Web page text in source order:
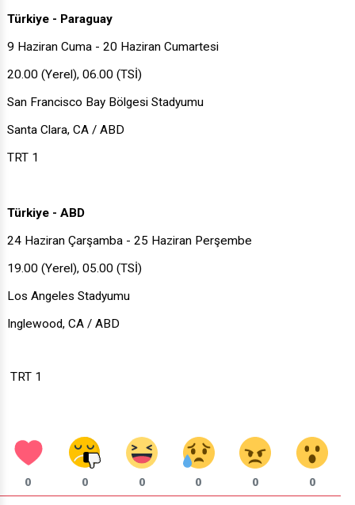
Türkiye - Paraguay
9 Haziran Cuma - 20 Haziran Cumartesi
20.00 (Yerel), 06.00 (TSİ)
San Francisco Bay Bölgesi Stadyumu
Santa Clara, CA / ABD
TRT 1
Türkiye - ABD
24 Haziran Çarşamba - 25 Haziran Perşembe
19.00 (Yerel), 05.00 (TSİ)
Los Angeles Stadyumu
Inglewood, CA / ABD
TRT 1
0 0 0 0 0 0